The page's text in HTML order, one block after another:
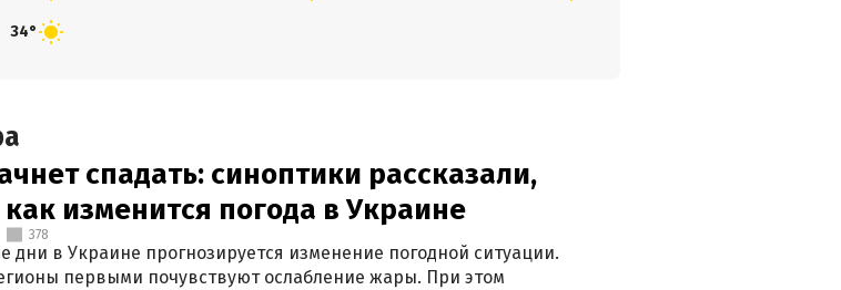
34°
спадать: синоптики рассказали,
как изменится погода в Украине
378
дни в Украине прогнозируется изменение погодной ситуации.
первыми почувствуют ослабление жары. При этом